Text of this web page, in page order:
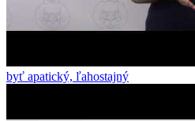
byť apatický, ľahostajný